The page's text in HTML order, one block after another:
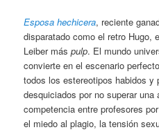
Esposa hechicera, reciente
disparatado como el retro Hugo,
Leiber máspulp. El mundo
convierte en el escenario
todos los estereotipos habidos y
desquiciados por no superar
competencia entre profesores
el miedo al plagio, la tensión